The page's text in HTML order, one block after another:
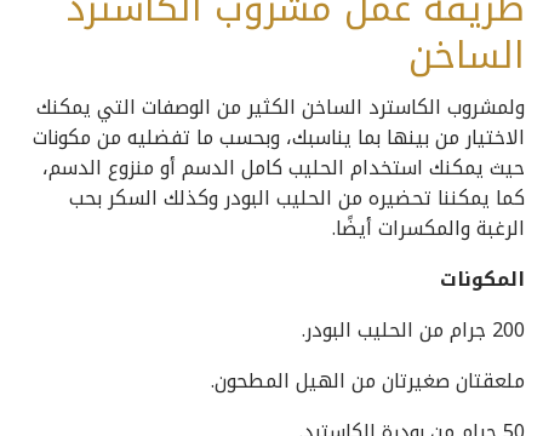
الساخن
ولمشروب الكاسترد الساخن الكثير من الوصفات التي يمكنك
الاختيار من بينها بما يناسبك، وبحسب ما تفضليه من مكونات
حيث يمكنك استخدام الحليب كامل الدسم أو منزوع الدسم،
كما يمكننا تحضيره من الحليب البودر وكذلك السكر بحب
الرغبة والمكسرات أيضًا.
المكونات
200 جرام من الحليب البودر.
ملعقتان صغيرتان من الهيل المطحون.